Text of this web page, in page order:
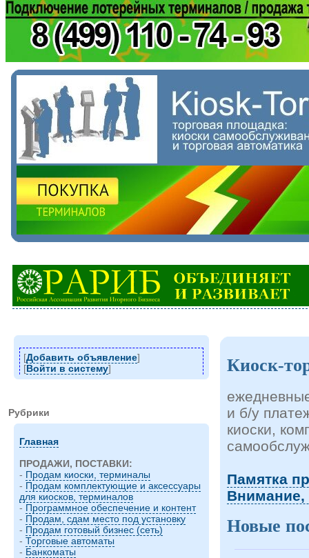
[Добавить объявление]
[Войти в систему]
Рубрики
Главная
ПРОДАЖИ, ПОСТАВКИ:
- Продам киоски, терминалы
- Продам комплектующие и аксессуары
для киосков, терминалов
- Программное обеспечение и контент
- Продам, сдам место под установку
- Продам готовый бизнес (сеть)
- Торговые автоматы
- Банкоматы
Киоск-
и б/у
киоски,
Памятка
Внимание,
Новые